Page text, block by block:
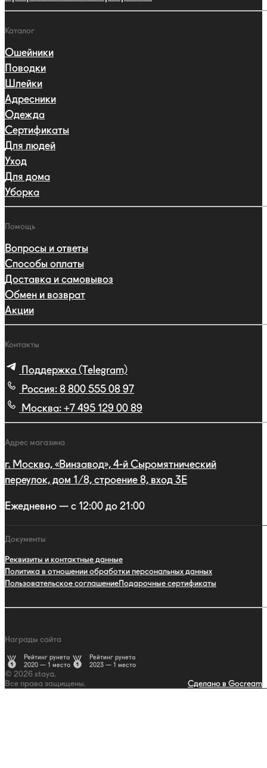
Каталог
Ошейники
Поводки
Шлейки
Адресники
Одежда
Сертификаты
Для людей
Уход
Для дома
Уборка
Помощь
Вопросы и ответы
Способы оплаты
Доставка и самовывоз
Обмен и возврат
Акции
Контакты
Поддержка (Telegram)
Россия: 8 800 555 08 97
Москва: +7 495 129 00 89
Адрес магазина
г. Москва, «Винзавод», 4-й Сыромятнический
переулок, дом 1/8, строение 8, вход 3E
Ежедневно — с 12:00 до 21:00
Документы
Реквизиты и контактные данные
Политика в отношении обработки персональных данных
Пользовательское соглашениеПодарочные сертификаты
Награды сайта
Рейтинг рунета
2020 — 1 место
Рейтинг рунета
2023 — 1 место
© 2026 staya.
Все права защищены.
Сделано в Gocream